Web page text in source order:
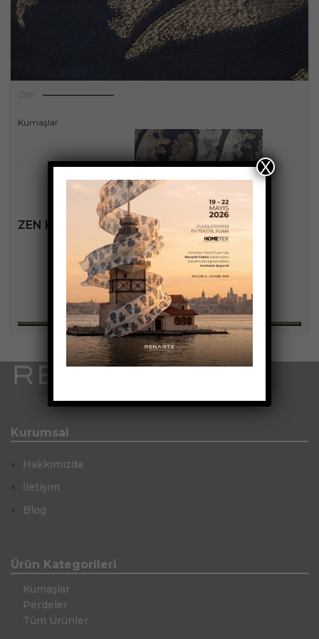
Zen
Kumaşlar
ZEN KOLEKSIYONU
+3
Kurumsal
Hakkımızda
İletişim
Blog
Ürün Kategorileri
Kumaşlar
Perdeler
Tüm Ürünler
X